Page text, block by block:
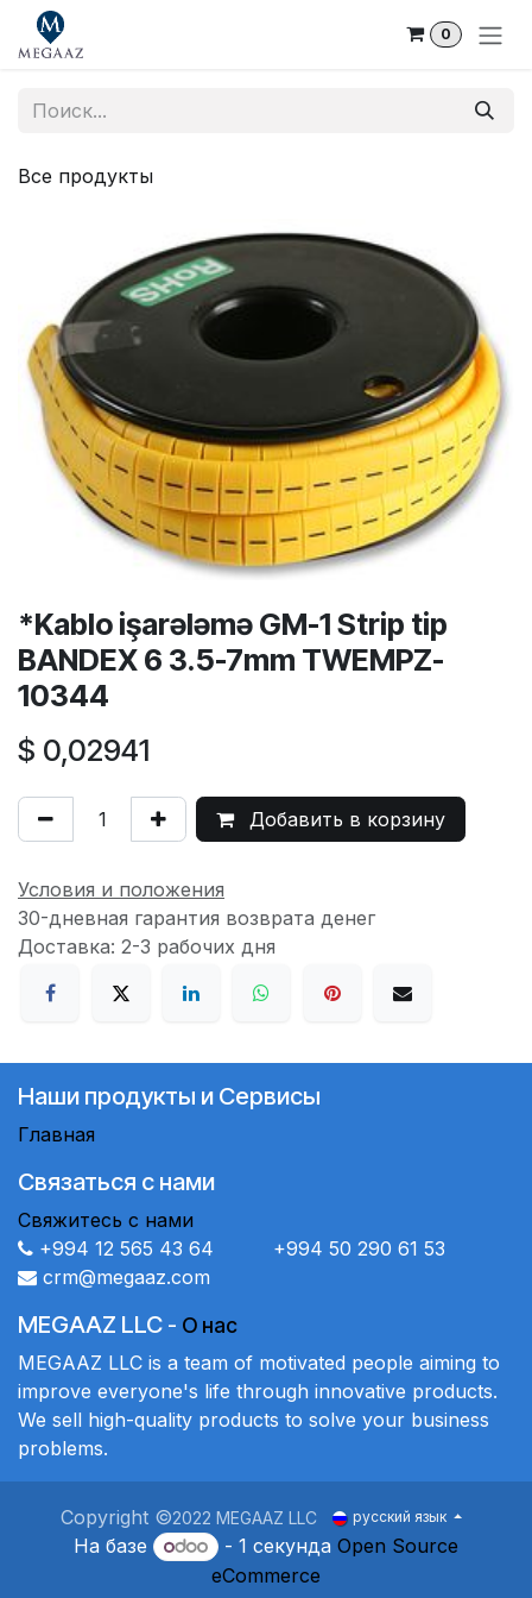
Skip to Content
0
Все продукты
*Kablo işarələmə GM-1 Strip tip
BANDEX 6 3.5-7mm TWEMPZ-
10344
$ 0,02941
Добавить в корзину
Условия и положения
30-дневная гарантия возврата денег
Доставка: 2-3 рабочих дня
Наши продукты и Сервисы
Главная
Связаться с нами
Свяжитесь с нами
+994 12 565 43 64 +994 50 290 61 53
crm@megaaz.com
MEGAAZ LLC - О нас
MEGAAZ LLC is a team of motivated people aiming to
improve everyone's life through innovative products.
We sell high-quality products to solve your business
problems.
Copyright ©2022 MEGAAZ LLC русский язык
На базе - 1 секунда Open Source
eCommerce